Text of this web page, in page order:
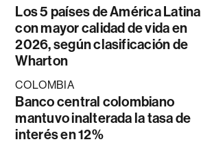
Los 5 países de América Latina
con mayor calidad de vida en
2026, según clasificación de
Wharton
COLOMBIA
Banco central colombiano
mantuvo inalterada la tasa de
interés en 12%